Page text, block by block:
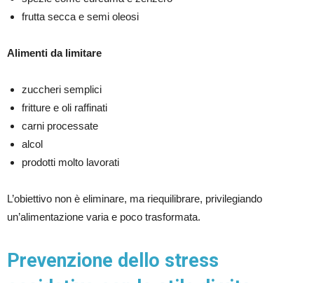
frutta secca e semi oleosi
Alimenti da limitare
zuccheri semplici
fritture e oli raffinati
carni processate
alcol
prodotti molto lavorati
L’obiettivo non è eliminare, ma riequilibrare, privilegiando
un’alimentazione varia e poco trasformata.
Prevenzione dello stress